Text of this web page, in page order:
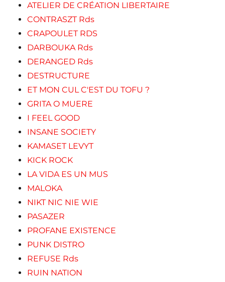
ATELIER DE CRÉATION LIBERTAIRE
CONTRASZT Rds
CRAPOULET RDS
DARBOUKA Rds
DERANGED Rds
DESTRUCTURE
ET MON CUL C'EST DU TOFU ?
GRITA O MUERE
I FEEL GOOD
INSANE SOCIETY
KAMASET LEVYT
KICK ROCK
LA VIDA ES UN MUS
MALOKA
NIKT NIC NIE WIE
PASAZER
PROFANE EXISTENCE
PUNK DISTRO
REFUSE Rds
RUIN NATION